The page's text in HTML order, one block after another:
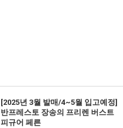
[2025년 3월 발매/4~5월 입고예정]
반프레스토 장송의 프리렌 버스트
피규어 페른